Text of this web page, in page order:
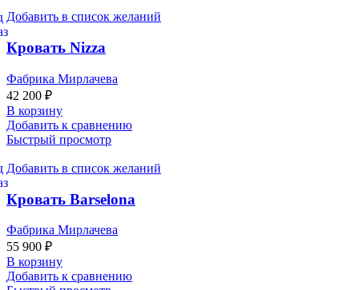
Добавить в список желаний
Кровать Nizza
Фабрика Мирлачева
42 200 ₽
В корзину
Добавить к сравнению
Быстрый просмотр
Добавить в список желаний
Кровать Barselona
Фабрика Мирлачева
55 900 ₽
В корзину
Добавить к сравнению